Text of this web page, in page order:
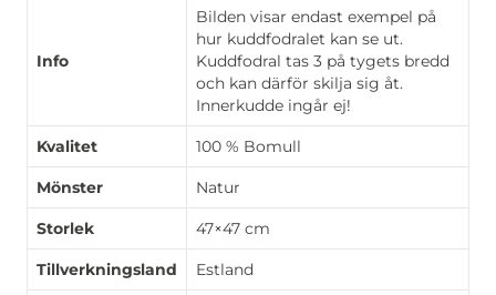
Info
Bilden visar endast exempel på
hur kuddfodralet kan se ut.
Kuddfodral tas 3 på tygets bredd
och kan därför skilja sig åt.
Innerkudde ingår ej!
Kvalitet 100 % Bomull
Mönster Natur
Storlek 47×47 cm
Tillverkningsland Estland